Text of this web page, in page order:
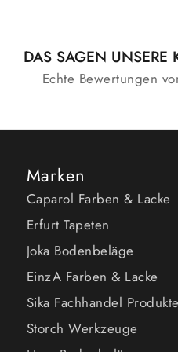
DAS SAGEN
Echte Bewertungen
Marken
Caparol Farben & Lacke
Erfurt Tapeten
Joka Bodenbeläge
EinzA Farben & Lacke
Sika Fachhandel Produkte
Storch Werkzeuge